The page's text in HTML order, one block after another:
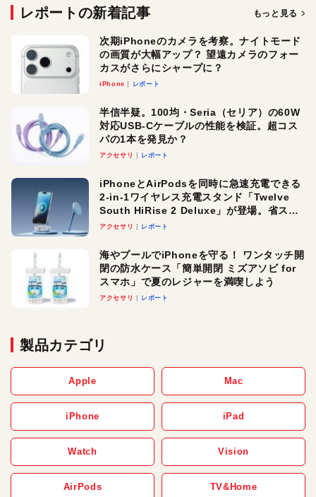
レポートの新着記事 もっと見る
次期iPhoneのカメラを考察。ナイトモード
の画質が大幅アップ？ 望遠カメラのフォー
カスがさらにシャープに？
iPhone レポート
半信半疑。100均・Seria（セリア）の60W
対応USB-Cケーブルの性能を検証。超コス
パの1本を発見か？
アクセサリ レポート
iPhoneとAirPodsを同時に急速充電できる
2-in-1ワイヤレス充電スタンド「Twelve
South HiRise 2 Deluxe」が登場。省スペ
ースでおしゃれに充電したい人にオスス
アクセサリ レポート
海やプールでiPhoneを守る！ ワンタッチ開
閉の防水ケース「簡単開閉 ミズアソビ for
スマホ」で夏のレジャーを満喫しよう
アクセサリ レポート
製品カテゴリ
Apple Mac
iPhone iPad
Watch Vision
AirPods TV&Home